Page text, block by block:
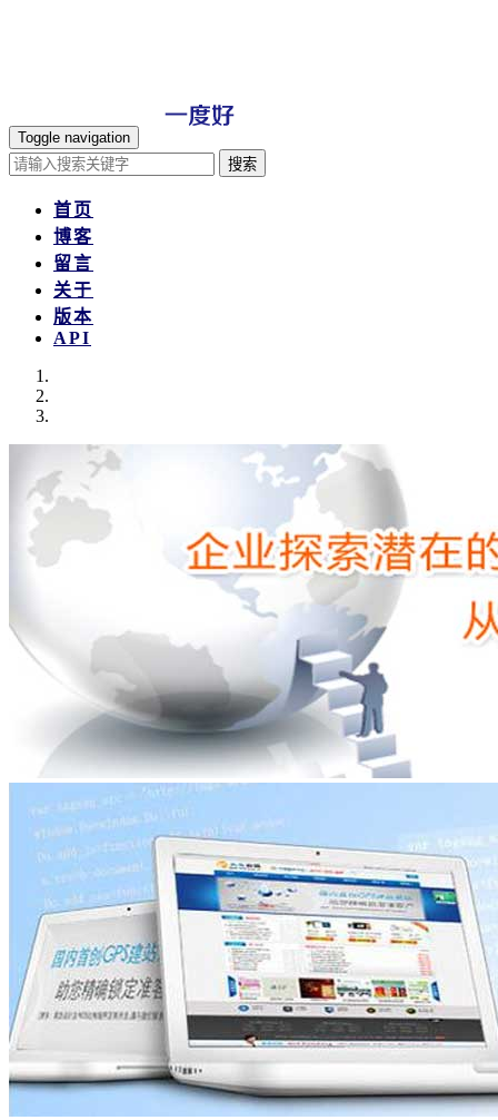
Toggle navigation
搜索
首页
博客
留言
关于
版本
API